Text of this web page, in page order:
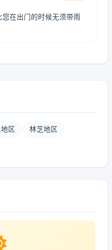
在出门的时候无须带雨
区 林芝地区